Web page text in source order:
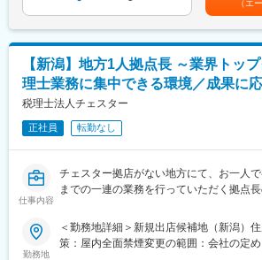
・その他、顧客要望に沿った労務に関す
※繁忙期1月～6月は残業が発生します。
程度）
■組織構成
労務部に配属となり、現在4名が在籍して
■当法人の魅力
◎グループ全体として税務・会計の「ワ
提供しており、事業経営のプロフェッショ
◎税理士法人で関与先数が年々減少してい
（エ
【新潟】地方1人拠点長 ～業界トッ
理士業務に集中できる環境／成果に
税理士法人チェスター
正社員 転勤なし
仕事内容
チェスター拠店がない地方にて、お一人
までの一連の業務を行っていただく拠点長
◎初回面談から受任～評価作業～チェッ
署提出まで相続税申告業務の一連の流れを
勤務地
＜勤務地詳細＞新規出店候補地（新潟）
策：屋内全面禁煙変更の範囲：会社の定